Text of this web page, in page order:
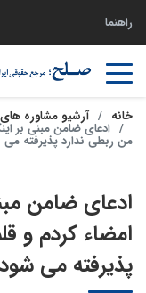
راهنما
خانه آرشیو مشاوره
ادعای ضامن مبنی بر
من ربطی ندارد پذیرفته
ادعای ضامن
امضاء کردم و
پذیرفته می